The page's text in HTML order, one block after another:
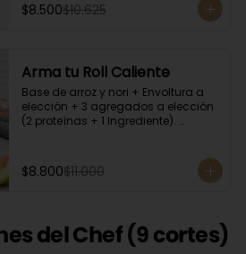
$8.500$10.625
Arma tu Roll Caliente
Base de arroz y nori + Envoltura a
elección + 3 agregados a elección
(2 proteínas + 1 Ingrediente).
$8.800$11.000
del Chef (9 cortes)